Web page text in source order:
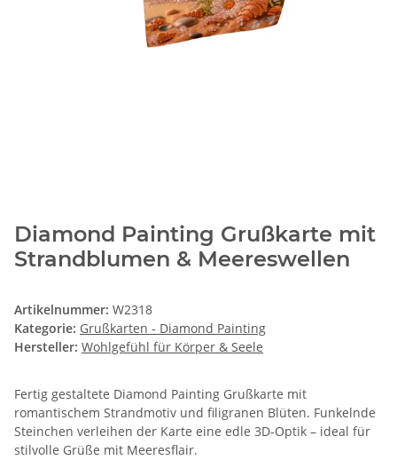
Diamond Painting Grußkarte mit
Strandblumen & Meereswellen
Artikelnummer: W2318
Kategorie: Grußkarten - Diamond Painting
Hersteller: Wohlgefühl für Körper & Seele
Fertig gestaltete Diamond Painting Grußkarte mit
romantischem Strandmotiv und filigranen Blüten. Funkelnde
Steinchen verleihen der Karte eine edle 3D-Optik – ideal für
stilvolle Grüße mit Meeresflair.